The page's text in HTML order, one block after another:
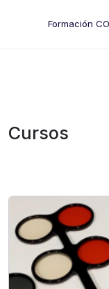
Formación
Cursos